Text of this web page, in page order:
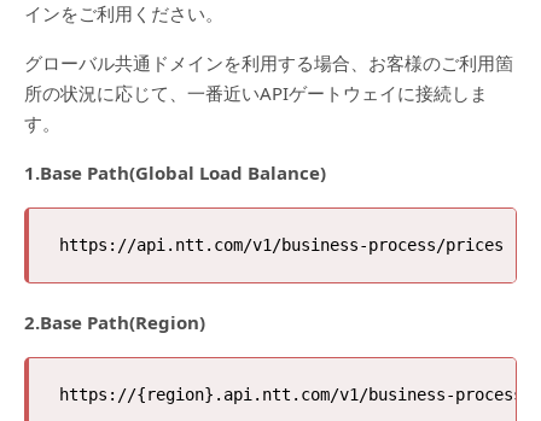
インをご利用ください。
グローバル共通ドメインを利用する場合、お客様のご利用箇
所の状況に応じて、一番近いAPIゲートウェイに接続しま
す。
1.Base Path(Global Load Balance)
2.Base Path(Region)